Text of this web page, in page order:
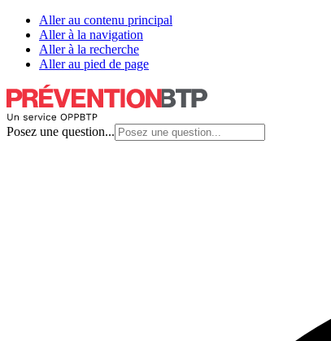
Aller au contenu principal
Aller à la navigation
Aller à la recherche
Aller au pied de page
Posez une question...